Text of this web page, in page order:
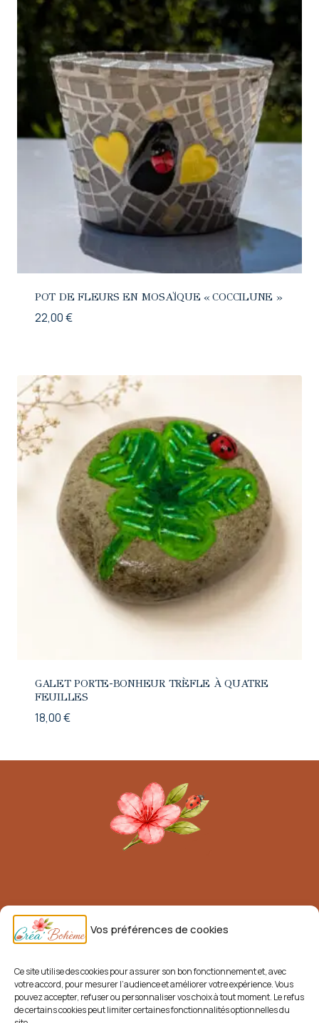
Vos préférences de cookies
Ce site utilise des cookies pour assurer son bon fonctionnement et, avec
votre accord, pour mesurer l’audience et améliorer votre expérience. Vous
pouvez accepter, refuser ou personnaliser vos choix à tout moment. Le refus
de certains cookies peut limiter certaines fonctionnalités optionnelles du
POT DE FLEURS EN MOSAÏQUE « COCCILUNE »
22,00€
GALET PORTE-BONHEUR TRÈFLE À QUATRE
FEUILLES
18,00€
Mentions légales
Conditions générales de vente (CGV)
Livraisons et retours
Politique de confidentialité